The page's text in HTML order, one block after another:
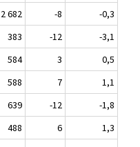
2 682 -8
-0,3
383 -12
-3,1
584 3
0,5
588 7
1,1
639 -12
-1,8
488 6
1,3